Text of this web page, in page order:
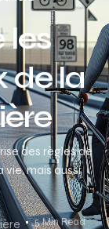
les
de la
des règles de
mais aussi
5 Min Read